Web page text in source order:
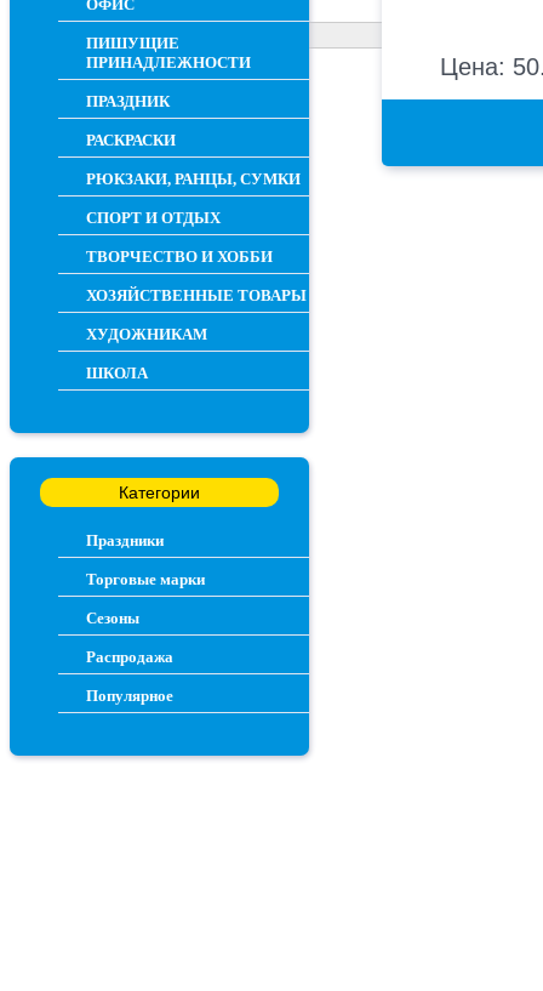
ОФИС
ПИШУЩИЕ
ПРИНАДЛЕЖНОСТИ
ПРАЗДНИК
РАСКРАСКИ
РЮКЗАКИ, РАНЦЫ, СУМКИ
СПОРТ И ОТДЫХ
ТВОРЧЕСТВО И ХОББИ
ХОЗЯЙСТВЕННЫЕ ТОВАРЫ
ХУДОЖНИКАМ
ШКОЛА
Категории
Праздники
Торговые марки
Сезоны
Распродажа
Популярное
Цена: